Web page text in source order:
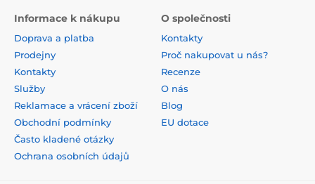
Informace k nákupu
Doprava a platba
Prodejny
Kontakty
Služby
Reklamace a vrácení zboží
Obchodní podmínky
Často kladené otázky
Ochrana osobních údajů
O společnosti
Kontakty
Proč nakupovat u nás?
Recenze
O nás
Blog
EU dotace